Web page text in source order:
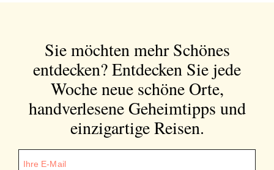
Sie möchten mehr Schönes
entdecken?Entdecken Sie jede
Woche neue schöne Orte,
handverlesene Geheimtipps und
einzigartige Reisen.